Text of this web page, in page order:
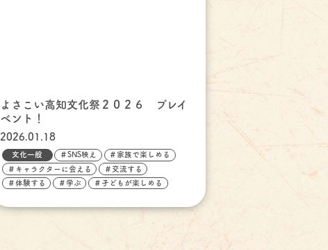
よさこい高知文化祭２０２６ プレイ
ベント！
2026.01.18
文化一般 ＃SNS映え ＃家族で楽しめる
＃キャラクターに会える ＃交流する
＃体験する ＃学ぶ ＃子どもが楽しめる